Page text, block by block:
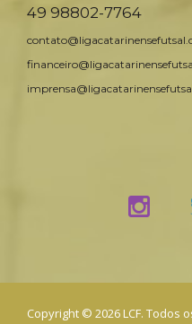
49 98802-7764
Copyright © 2026 LCF. Todos